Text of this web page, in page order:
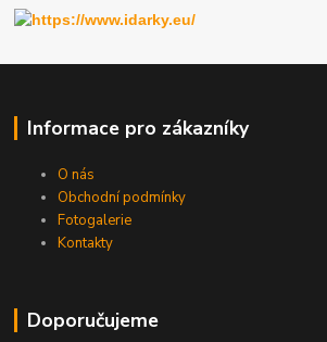
Informace pro zákazníky
O nás
Obchodní podmínky
Fotogalerie
Kontakty
Doporučujeme